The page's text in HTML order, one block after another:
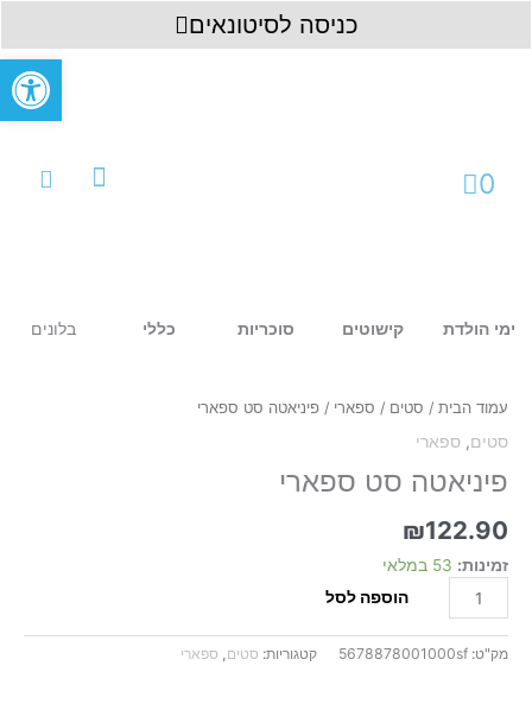
כניסה לסיטונאים
0
עגלת
ימי הולדת קישוטים סוכריות כללי בלונים
עמוד הבית / סטים / ספארי / פיניאטה סט ספארי
סטים, ספארי
פיניאטה סט ספארי
₪122.90
זמינות: 53 במלאי
פיניאטה
ספארי
הוספה לסל
מק"ט: 5678878001000sf קטגוריות: סטים, ספארי
פתח